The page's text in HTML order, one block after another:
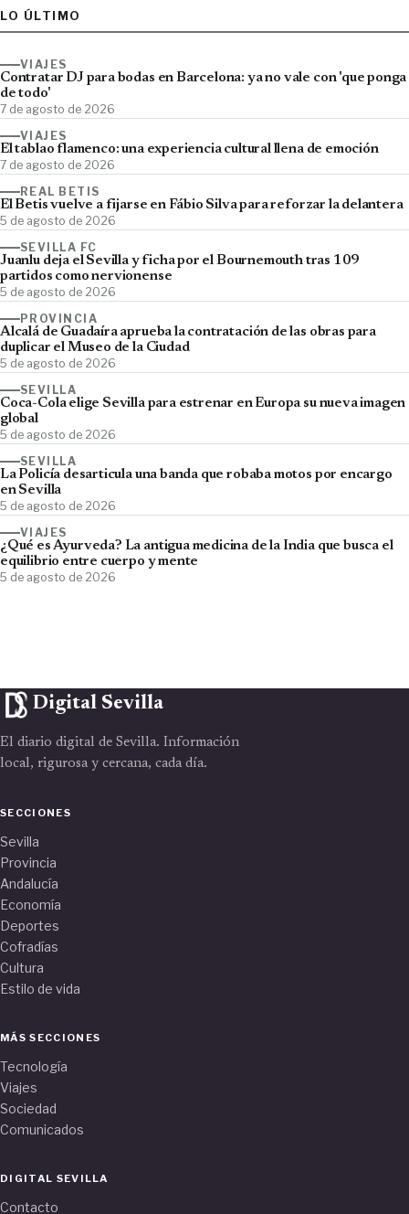
LO ÚLTIMO
VIAJES
Contratar DJ para bodas en Barcelona: ya no vale con 'que ponga
de todo'
7 de agosto de 2026
VIAJES
El tablao flamenco: una experiencia cultural llena de emoción
7 de agosto de 2026
REAL BETIS
El Betis vuelve a fijarse en Fábio Silva para reforzar la delantera
5 de agosto de 2026
SEVILLA FC
Juanlu deja el Sevilla y ficha por el Bournemouth tras 109
partidos como nervionense
5 de agosto de 2026
PROVINCIA
Alcalá de Guadaíra aprueba la contratación de las obras para
duplicar el Museo de la Ciudad
5 de agosto de 2026
SEVILLA
Coca-Cola elige Sevilla para estrenar en Europa su nueva imagen
global
5 de agosto de 2026
SEVILLA
La Policía desarticula una banda que robaba motos por encargo
en Sevilla
5 de agosto de 2026
VIAJES
¿Qué es Ayurveda? La antigua medicina de la India que busca el
equilibrio entre cuerpo y mente
5 de agosto de 2026
Digital Sevilla
El diario digital de Sevilla. Información
local, rigurosa y cercana, cada día.
SECCIONES
Sevilla
Provincia
Andalucía
Economía
Deportes
Cofradías
Cultura
Estilo de vida
MÁS SECCIONES
Tecnología
Viajes
Sociedad
Comunicados
DIGITAL SEVILLA
Contacto